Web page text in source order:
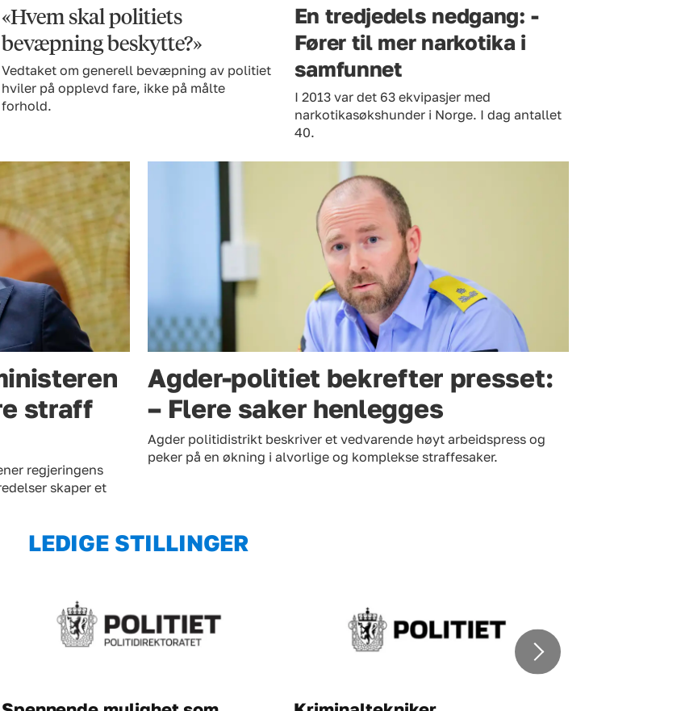
«Hvem skal politiets
bevæpning beskytte?»
Vedtaket om generell bevæpning av politiet
hviler på opplevd fare, ikke på målte
forhold.
En tredjedels nedgang: -
Fører til mer narkotika i
samfunnet
I 2013 var det 63 ekvipasjer med
narkotikasøkshunder i Norge. I dag antallet
40.
straff
regjeringens
skaper et
Agder-politiet bekrefter presset:
– Flere saker henlegges
Agder politidistrikt beskriver et vedvarende høyt arbeidspress og
peker på en økning i alvorlige og komplekse straffesaker.
LEDIGE STILLINGER